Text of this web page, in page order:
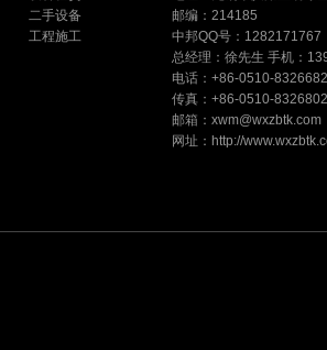
二手设备
工程施工
邮编：214185
中邦QQ号：1282171767
总经理：徐先生 手机：
电话：+86-0510-
传真：+86-0510-
邮箱：xwm@wxzbtk.com
网址：http://